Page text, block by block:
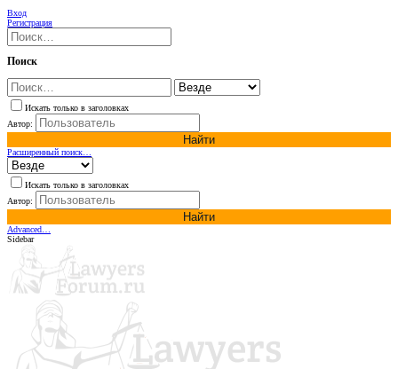
Вход
Регистрация
Поиск
Искать только в заголовках
Автор:
Найти
Расширенный поиск…
Искать только в заголовках
Автор:
Найти
Advanced…
Sidebar